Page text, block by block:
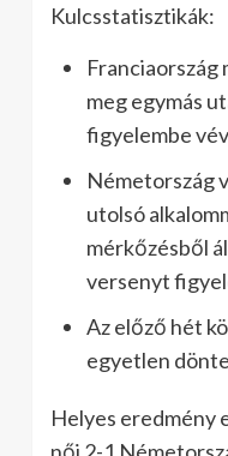
Kulcsstatisztikák:
meg egymás
figyelembe
Németország
utolsó
mérkőzésből
versenyt
Az előző hét
egyetlen
Helyes eredmény